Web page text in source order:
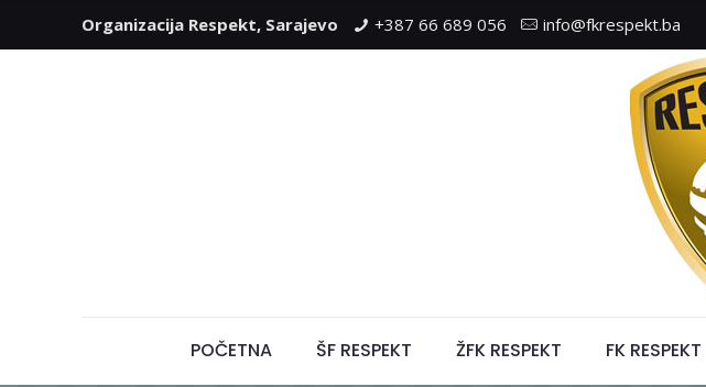
Organizacija Respekt, Sarajevo +387 66 689 056 info@fkrespekt.ba
POČETNA ŠF RESPEKT ŽFK RESPEKT FK RESPEKT